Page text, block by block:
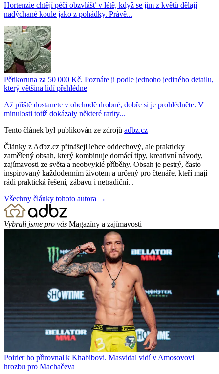
Hortenzie chtějí péči obzvlášť v létě, když se jim z květů dělají
nadýchané koule jako z pohádky. Právě...
Pětikoruna za 50 000 Kč. Poznáte ji podle jednoho jediného detailu,
který většina lidí přehlédne
Až příště dostanete v obchodě drobné, dobře si je prohlédněte. V
minulosti totiž dokázaly některé rarity...
Tento článek byl publikován ze zdrojů adbz.cz
Články z Adbz.cz přinášejí lehce oddechový, ale prakticky
zaměřený obsah, který kombinuje domácí tipy, kreativní návody,
zajímavosti ze světa a neobvyklé příběhy. Obsah je pestrý, často
inspirovaný každodenním životem a určený pro čtenáře, kteří mají
rádi praktická řešení, zábavu i netradiční...
Všechny články tohoto autora →
Vybrali jsme pro vás Magazíny a zajímavosti
Poirier ho přirovnal k Khabibovi. Masvidal vidí v Amosovovi
hrozbu pro Machačeva